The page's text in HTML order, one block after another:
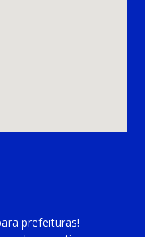
prefeituras!